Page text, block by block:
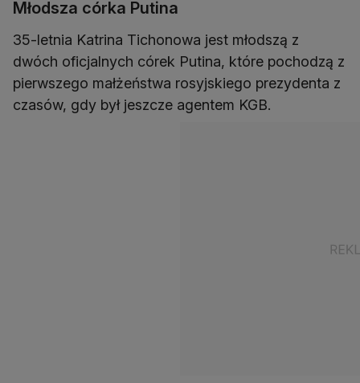
Młodsza córka Putina
35-letnia Katrina Tichonowa jest młodszą z
dwóch oficjalnych córek Putina, które pochodzą z
pierwszego małżeństwa rosyjskiego prezydenta z
czasów, gdy był jeszcze agentem KGB.